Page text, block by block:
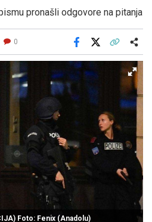
pronašli odgovore na pitanja
0
Facebook
Foto: Fenix (Anadolu)